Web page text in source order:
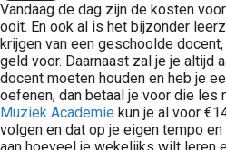
Vandaag de dag zijn de kosten
ooit. En ook al is het bijzonder
krijgen van een geschoolde
geld voor. Daarnaast zal je je altijd
docent moeten houden en heb je
oefenen, dan betaal je voor die les
Muziek Academie kun je al voor
volgen en dat op je eigen tempo